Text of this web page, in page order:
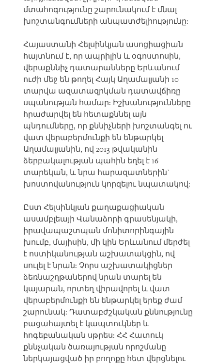
մտահոգությունը շարունակում է մնալ
խոշտանգումների անպատժելիությունը:
Հայաստանի Հելսինկյան ասոցիացիան
հայտնում է, որ ապրիլին և օգոստոսին,
վերաքննիչ դատարանները Երևանում
ուժի մեջ են թողել Հայկ Աղամալյանի 10
տարվա ազատազրկման դատավճիռը
սպանության համար: Իշխանությունները
հրաժարվել են հետաքննել այն
պնդումները, որ քննիչների խոշտանգել ու
վատ վերաբերմունքի են ենթարկել
Աղամալյանին, ով 2013 թվականին
ձերբակալության պահին եղել է 16
տարեկան, և նրա հարազատներին`
խոստովանություն կորզելու նպատակով:
Ըստ Հելսինկյան քաղաքացիական
ասամբլեայի Վանաձորի գրասենյակի,
իրավապաշտպան մոնիտորինգային
խումբ, մայիսին, մի կին Երևանում մերժել
է ոստիկանության աշխատակցին, ով
սուլել է նրան: Չորս աշխատակիցներ
ձեռնաշղթաներով նրան տարել են
կայարան, որտեղ վիրավորել և վատ
վերաբերմունքի են ենթարկել երեք ժամ
շարունակ: Դատաբժշկական քննությունը
բացահայտել է կապտուկներ և
հոգեբանական սթրես: ՀՀ Հատուկ
քննչական ծառայության որոշմանը
ներկայացված իր բողոքը հետ վերցնելու